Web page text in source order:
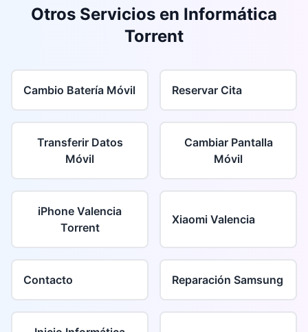
Otros Servicios en Informática
Torrent
Cambio Batería Móvil Reservar Cita
Transferir Datos
Móvil
Cambiar Pantalla
Móvil
iPhone Valencia
Torrent
Xiaomi Valencia
Contacto Reparación Samsung